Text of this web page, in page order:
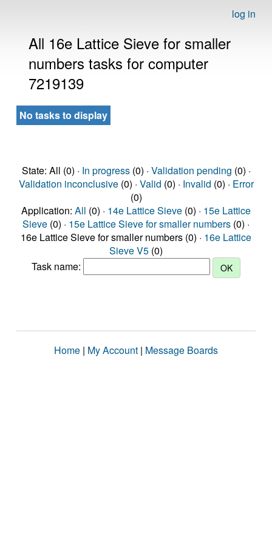
log in
All 16e Lattice Sieve for smaller
numbers tasks for computer
7219139
No tasks to display
State: All (0) · In progress(0) · Validation pending (0) ·
Validation inconclusive(0) · Valid (0) · Invalid (0) · Error
(0)
Application: All (0) · 14e Lattice Sieve (0) · 15e Lattice
Sieve (0) · 15e Lattice Sieve for smaller numbers (0) ·
16e Lattice Sieve for smaller numbers (0) · 16e Lattice
Sieve V5 (0)
Task name:
Home | My Account | Message Boards